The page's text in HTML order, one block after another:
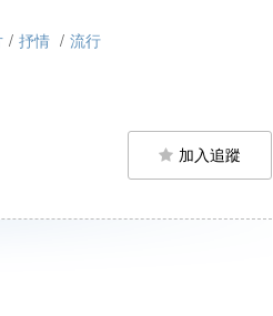
/ 抒情 / 流行
加入追蹤